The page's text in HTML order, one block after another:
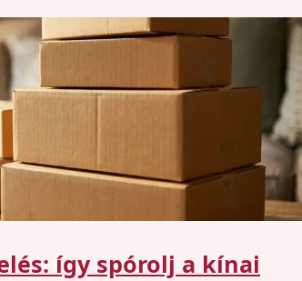
így spórolj a kínai